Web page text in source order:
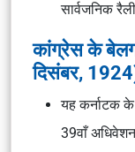
सार्वजनिक
कांग्रेस के
दिसंबर,
यह कर्नाटक
39वाँ